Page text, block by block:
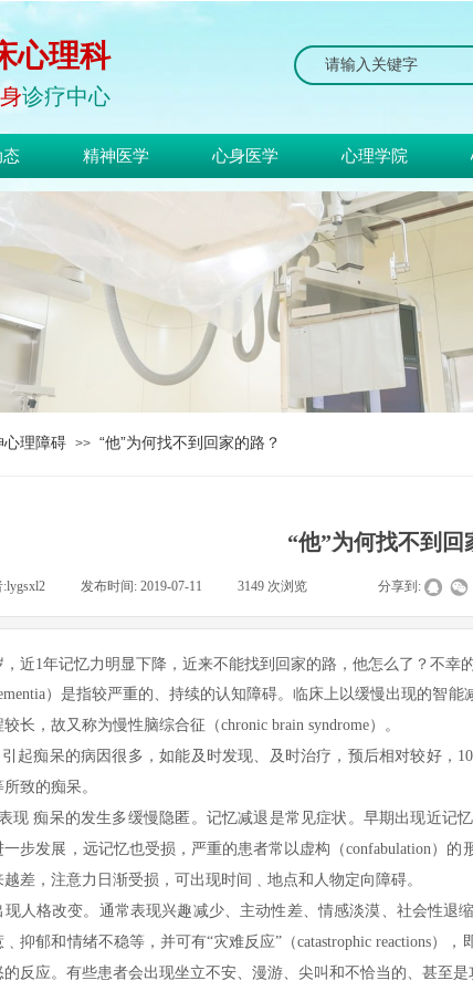
诊疗中心
心理科
态 精神医学 心身医学 心理学院
心理障碍 >> “他”为何找不到回家的路？
“他”为何找不到回
:lygsxl2 发布时间: 2019-07-11 3149 次浏览 分享到:
，近1年记忆力明显下降，近来不能找到回家的路，他怎么了？ 不幸
）是指较严重的、持续的认知障碍。临床上以缓慢出现的智
长，故又称为慢性脑综合征（chronic brain syndrome）。
起痴呆的病因很多，如能及时发现、及时治疗，预后相对较好，
致的痴呆。
现 痴呆的发生多缓慢隐匿。记忆减退是常见症状。早期出现近记
一步发展，远记忆也受损，严重的患者常以虚构（confabulation）
差，注意力日渐受损，可出现时间﹑地点和人物定向障碍。
现人格改变。通常表现兴趣减少、主动性差、情感淡漠、社会性
﹑抑郁和情绪不稳等，并可有“灾难反应”（catastrophic reactions）
反应。有些患者会出现坐立不安、漫游、尖叫和不恰当的、甚至是